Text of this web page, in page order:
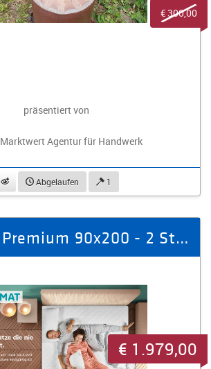
präsentiert von
Marktwert Agentur für Handwerk
beobachtenAbgelaufen 1
€ 300,00
SOULMAT Premium 90x200 - 2 Stück / 1 Paar
€ 1.979,00